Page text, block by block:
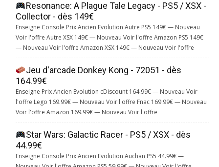
Resonance: A Plague Tale Legacy - PS5 / XSX -
Collector - dès 149€
Enseigne Console Prix Ancien Evolution Autre PS5 149€ — Nouveau
Voir l'offre Autre XSX 149€ — Nouveau Voir l'offre Amazon PS5 149€
— Nouveau Voir l'offre Amazon XSX 149€ — Nouveau Voir l'offre
Jeu d'arcade Donkey Kong - 72051 - dès
164.99€
Enseigne Prix Ancien Evolution cDiscount 164.99€ — Nouveau Voir
l'offre Lego 169.99€ — Nouveau Voir l'offre Fnac 169.99€ — Nouveau
Voir l'offre Amazon 169.99€ — Nouveau Voir l'offre
Star Wars: Galactic Racer - PS5 / XSX - dès
44.99€
Enseigne Console Prix Ancien Evolution Auchan PS5 44.99€ —